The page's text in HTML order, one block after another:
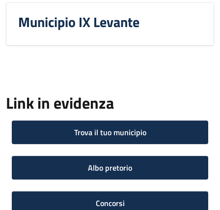
Municipio IX Levante
Link in evidenza
Trova il tuo municipio
Albo pretorio
Concorsi